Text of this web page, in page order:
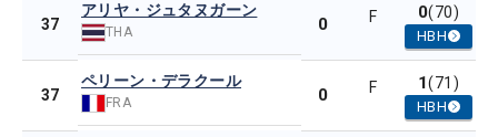
37
アリヤ・ジュタヌガーン
THA 0 F 0(70)
HBH
37
ペリーン・デラクール
FRA 0 F 1(71)
HBH